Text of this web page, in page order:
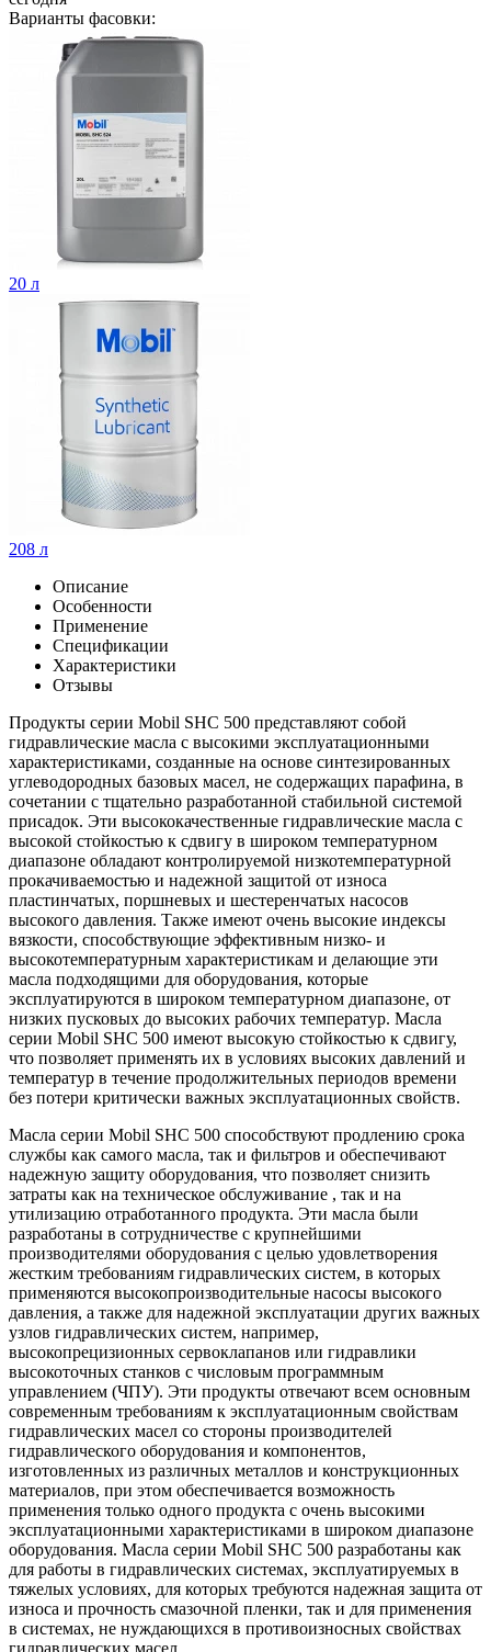
Варианты фасовки:
20 л
208 л
Описание
Особенности
Применение
Спецификации
Характеристики
Отзывы
Продукты серии Mobil SHC 500 представляют собой
гидравлические масла с высокими эксплуатационными
характеристиками, созданные на основе синтезированных
углеводородных базовых масел, не содержащих парафина, в
сочетании с тщательно разработанной стабильной системой
присадок. Эти высококачественные гидравлические масла с
высокой стойкостью к сдвигу в широком температурном
диапазоне обладают контролируемой низкотемпературной
прокачиваемостью и надежной защитой от износа
пластинчатых, поршневых и шестеренчатых насосов
высокого давления. Также имеют очень высокие индексы
вязкости, способствующие эффективным низко- и
высокотемпературным характеристикам и делающие эти
масла подходящими для оборудования, которые
эксплуатируются в широком температурном диапазоне, от
низких пусковых до высоких рабочих температур. Масла
серии Mobil SHC 500 имеют высокую стойкостью к сдвигу,
что позволяет применять их в условиях высоких давлений и
температур в течение продолжительных периодов времени
без потери критически важных эксплуатационных свойств.
Масла серии Mobil SHC 500 способствуют продлению срока
службы как самого масла, так и фильтров и обеспечивают
надежную защиту оборудования, что позволяет снизить
затраты как на техническое обслуживание , так и на
утилизацию отработанного продукта. Эти масла были
разработаны в сотрудничестве с крупнейшими
производителями оборудования с целью удовлетворения
жестким требованиям гидравлических систем, в которых
применяются высокопроизводительные насосы высокого
давления, а также для надежной эксплуатации других важных
узлов гидравлических систем, например,
высокопрецизионных сервоклапанов или гидравлики
высокоточных станков с числовым программным
управлением (ЧПУ). Эти продукты отвечают всем основным
современным требованиям к эксплуатационным свойствам
гидравлических масел со стороны производителей
гидравлического оборудования и компонентов,
изготовленных из различных металлов и конструкционных
материалов, при этом обеспечивается возможность
применения только одного продукта с очень высокими
эксплуатационными характеристиками в широком диапазоне
оборудования. Масла серии Mobil SHC 500 разработаны как
для работы в гидравлических системах, эксплуатируемых в
тяжелых условиях, для которых требуются надежная защита от
износа и прочность смазочной пленки, так и для применения
в системах, не нуждающихся в противоизносных свойствах
гидравлических масел.